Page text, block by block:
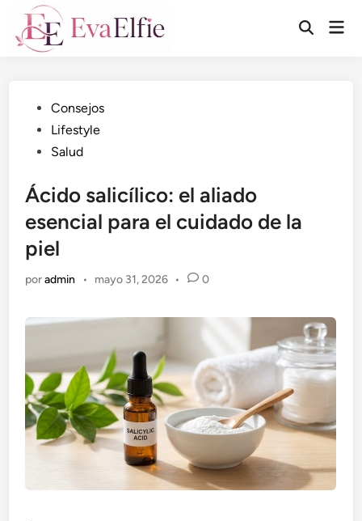
Saltar
contenido
Abrir
Publicado
en
Consejos
Lifestyle
Salud
Ácido salicílico: el aliado
esencial para el cuidado de la
piel
poradmin • mayo 31, 2026 • 0